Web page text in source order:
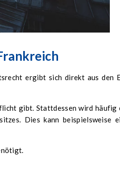
ergibt sich direkt aus den
gibt. Stattdessen wird häufig
Dies kann beispielsweise